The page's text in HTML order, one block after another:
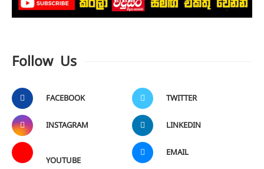
Follow Us
FACEBOOK TWITTER
INSTAGRAM LINKEDIN
YOUTUBE
EMAIL